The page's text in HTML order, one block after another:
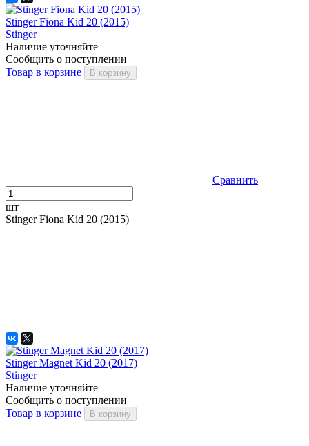
Stinger Fiona Kid 20 (2015)
Stinger
Наличие уточняйте
Сообщить о поступлении
Товар в корзине
В корзину
Сравнить
шт
Stinger Fiona Kid 20 (2015)
Stinger Magnet Kid 20 (2017)
Stinger
Наличие уточняйте
Сообщить о поступлении
Товар в корзине
В корзину